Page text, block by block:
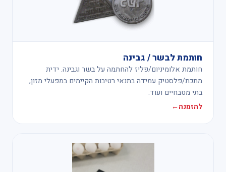
חותמת לבשר / גבינה
חותמת אלומיניום/פליז להחתמה על בשר וגבינה. ידית
מתכת/פלסטיק עמידה בתנאי רטיבות הקיימים במפעלי מזון,
בתי מטבחיים ועוד.
להזמנה←